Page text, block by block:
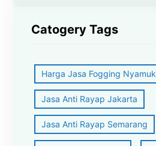
Catogery Tags
Harga Jasa Fogging Nyamuk
Jasa Anti Rayap Jakarta
Jasa Anti Rayap Semarang